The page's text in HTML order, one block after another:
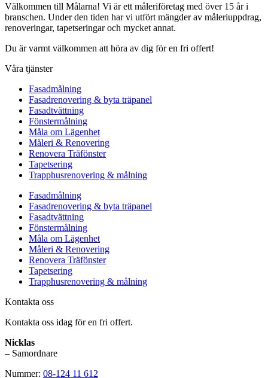
Välkommen till Målarna! Vi är ett måleriföretag med över 15 år i
branschen. Under den tiden har vi utfört mängder av måleriuppdrag,
renoveringar, tapetseringar och mycket annat.
Du är varmt välkommen att höra av dig för en fri offert!
Våra tjänster
Fasadmålning
Fasadrenovering & byta träpanel
Fasadtvättning
Fönstermålning
Måla om Lägenhet
Måleri & Renovering
Renovera Träfönster
Tapetsering
Trapphusrenovering & målning
Fasadmålning
Fasadrenovering & byta träpanel
Fasadtvättning
Fönstermålning
Måla om Lägenhet
Måleri & Renovering
Renovera Träfönster
Tapetsering
Trapphusrenovering & målning
Kontakta oss
Kontakta oss idag för en fri offert.
Nicklas
– Samordnare
Nummer: 08-124 11 612